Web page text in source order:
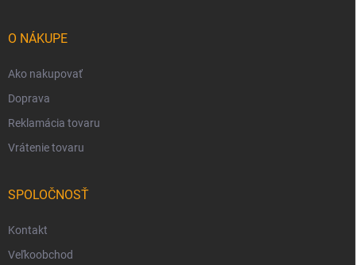
O NÁKUPE
Ako nakupovať
Doprava
Reklamácia tovaru
Vrátenie tovaru
SPOLOČNOSŤ
Kontakt
Veľkoobchod